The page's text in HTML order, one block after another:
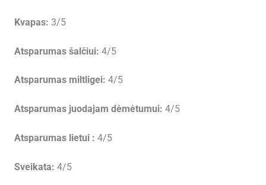
Kvapas: 3/5
Atsparumas šalčiui: 4/5
Atsparumas miltligei: 4/5
Atsparumas juodajam dėmėtumui: 4/5
Atsparumas lietui : 4/5
Sveikata: 4/5